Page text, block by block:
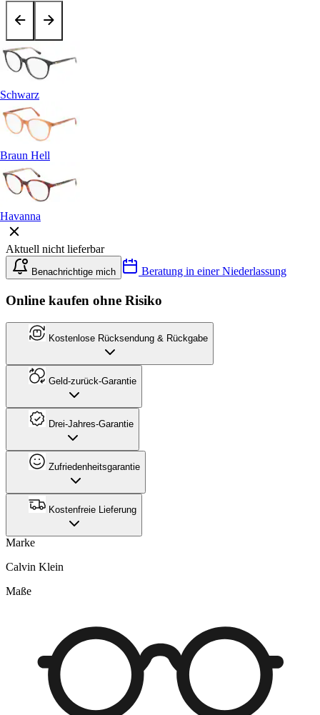
Schwarz
Braun Hell
Havanna
Aktuell nicht lieferbar
Benachrichtige mich Beratung in einer Niederlassung
Online kaufen ohne Risiko
Kostenlose Rücksendung & Rückgabe
Geld-zurück-Garantie
Drei-Jahres-Garantie
Zufriedenheitsgarantie
Kostenfreie Lieferung
Marke
Calvin Klein
Maße